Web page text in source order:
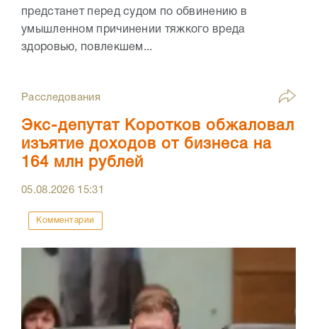
предстанет перед судом по обвинению в
умышленном причинении тяжкого вреда
здоровью, повлекшем...
Расследования
Экс-депутат Коротков обжаловал
изъятие доходов от бизнеса на
164 млн рублей
05.08.2026 15:31
Комментарии